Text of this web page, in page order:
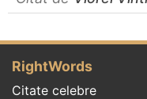
RightWords
Citate celebre